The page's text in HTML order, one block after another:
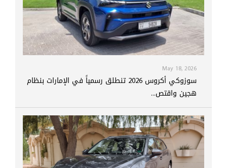
May 18, 2026
سوزوكي أكروس 2026 تنطلق رسمياً في الإمارات بنظام
هجين واقتص...